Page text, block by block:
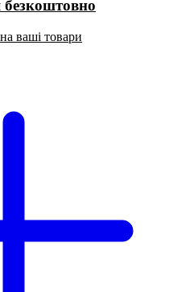
безкоштовно
ваші товари